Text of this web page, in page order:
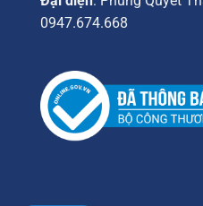
0947.674.668